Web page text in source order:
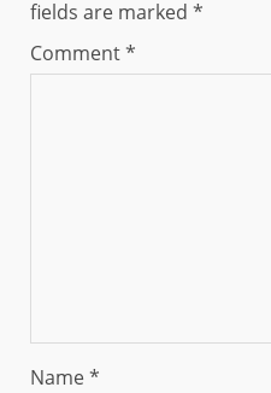
fields are marked *
Comment*
Name*